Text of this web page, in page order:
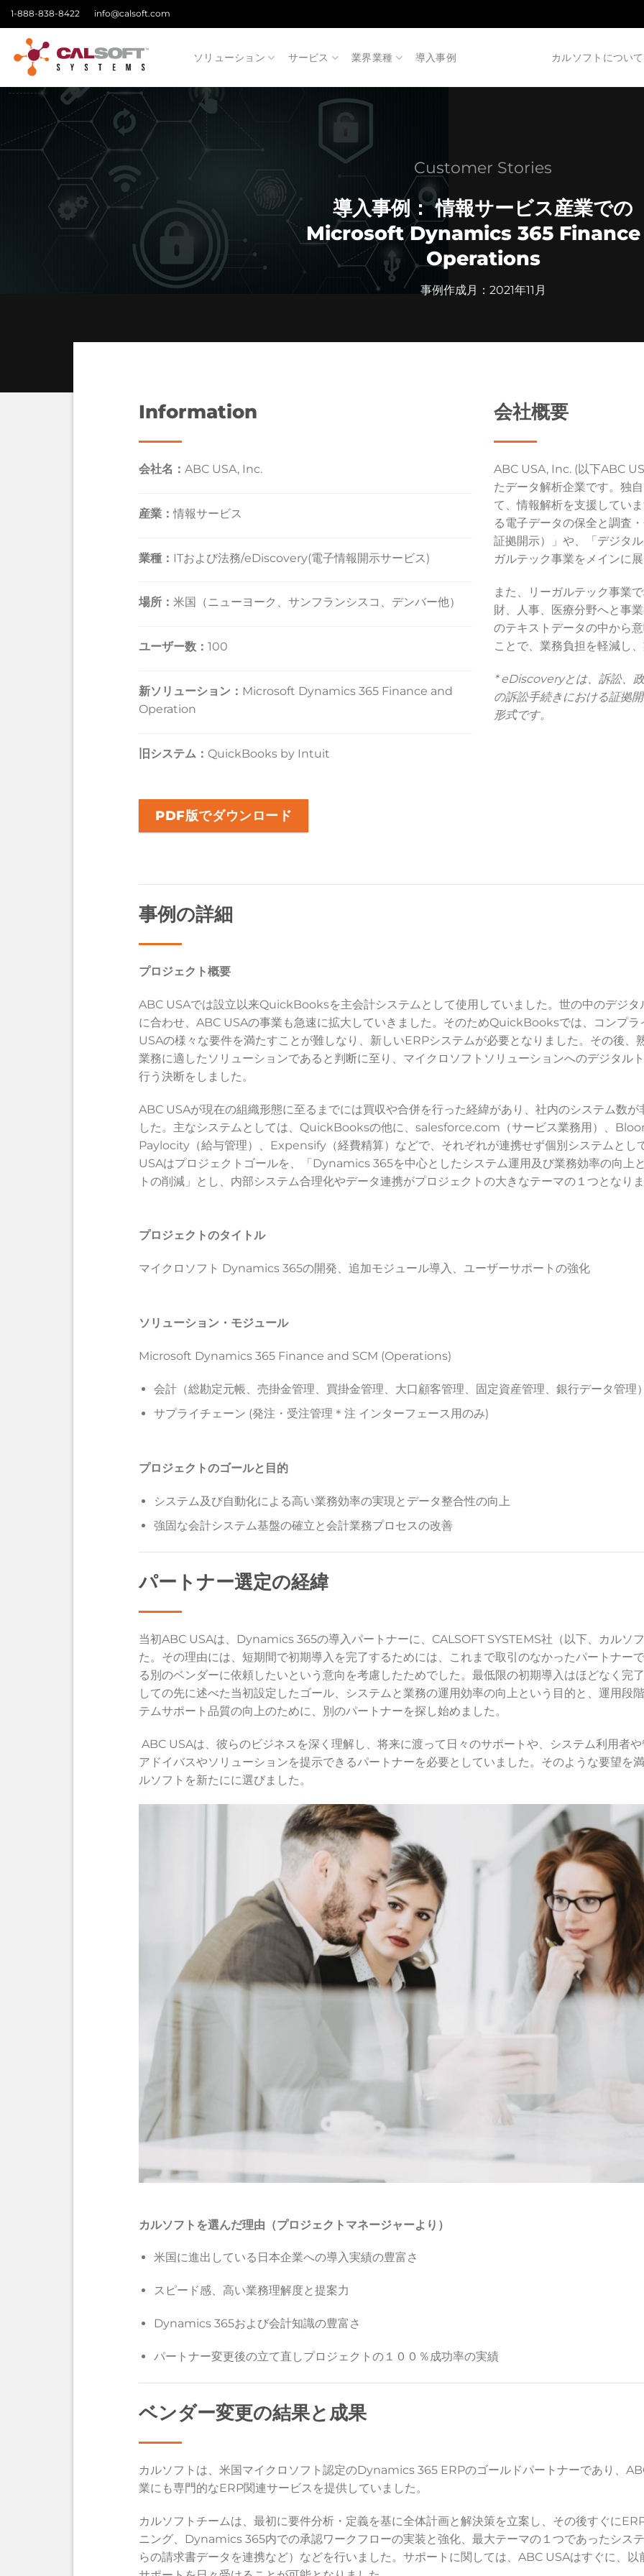
Skip
to
content
1-888-838-8422 info@calsoft.com
ソリューション サービス 業界業種 導入事例 カルソフトについて
Customer Stories
導入事例： 情報サービス産業での
Microsoft Dynamics 365 Finance
Operations
事例作成月：2021年11月
Information
会社名：ABC USA, Inc.
産業：情報サービス
業種： ITおよび法務/eDiscovery(電子情報開示サービス)
場所：米国（ニューヨーク、サンフランシスコ、デンバー他）
ユーザー数：100
新ソリューション ： Microsoft Dynamics 365 Finance and
Operation
旧システム ： QuickBooks by Intuit
PDF版でダウンロード
会社概要
ABC USA, Inc. (以下ABC
たデータ解析企業です。独
て、情報解析を支援してい
る電子データの保全と調査
証拠開示）」や、「デジタ
ガルテック事業をメインに
また、リーガルテック事業
財、人事、医療分野へと事
のテキストデータの中から
ことで、業務負担を軽減し
* eDiscoveryとは、訴訟、
の訴訟手続きにおける証拠
形式です。
事例の詳細
プロジェクト概要
ABC USAでは設立以来QuickBooksを主会計システムとして使用していました。世の中のデジタ
に合わせ、ABC USAの事業も急速に拡大していきました。そのためQuickBooksでは、コンプ
USAの様々な要件を満たすことが難しなり、新しいERPシステムが必要となりました。その後
業務に適したソリューションであると判断に至り、マイクロソフトソリューションへのデジタル
行う決断をしました。
ABC USAが現在の組織形態に至るまでには買収や合併を行った経緯があり、社内のシステム数
した。主なシステムとしては、QuickBooksの他に、salesforce.com（サービス業務用）、
Paylocity（給与管理）、Expensify（経費精算）などで、それぞれが連携せず個別システムとし
USAはプロジェクトゴールを、「Dynamics 365を中心としたシステム運用及び業務効率の向上
トの削減」とし、内部システム合理化やデータ連携がプロジェクトの大きなテーマの１つとなり
プロジェクトのタイトル
マイクロソフト Dynamics 365の開発、追加モジュール導入、ユーザーサポートの強化
ソリューション・モジュール
Microsoft Dynamics 365 Finance and SCM (Operations)
会計（総勘定元帳、売掛金管理、買掛金管理、大口顧客管理、固定資産管理、銀行データ管理
サプライチェーン (発注・受注管理＊注 インターフェース用のみ)
プロジェクトのゴールと目的
システム及び自動化による高い業務効率の実現とデータ整合性の向上
強固な会計システム基盤の確立と会計業務プロセスの改善
パートナー選定の経緯
当初ABC USAは、Dynamics 365の導入パートナーに、CALSOFT SYSTEMS社（以下、カルソ
た。その理由には、短期間で初期導入を完了するためには、これまで取引のなかったパートナー
る別のベンダーに依頼したいという意向を考慮したためでした。最低限の初期導入はほどなく完
しての先に述べた当初設定したゴール、システムと業務の運用効率の向上という目的と、運用段
テムサポート品質の向上のために、別のパートナーを探し始めました。
ABC USAは、彼らのビジネスを深く理解し、将来に渡って日々のサポートや、システム利用者
アドイバスやソリューションを提示できるパートナーを必要としていました。そのような要望を
ルソフトを新たにに選びました。
カルソフトを選んだ理由（プロジェクトマネージャーより）
米国に進出している日本企業への導入実績の豊富さ
スピード感、高い業務理解度と提案力
Dynamics 365および会計知識の豊富さ
パートナー変更後の立て直しプロジェクトの１００％成功率の実績
ベンダー変更の結果と成果
カルソフトは、米国マイクロソフト認定のDynamics 365 ERPのゴールドパートナーであり、
業にも専門的なERP関連サービスを提供していました。
カルソフトチームは、最初に要件分析・定義を基に全体計画と解決策を立案し、その後すぐに
ニング、Dynamics 365内での承認ワークフローの実装と強化、最大テーマの１つであったシス
らの請求書データを連携など）などを行いました。サポートに関しては、ABC USAはすぐに、